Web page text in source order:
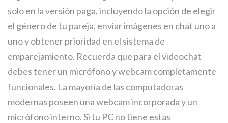
solo en la versión paga, incluyendo la opción de elegir
el género de tu pareja, enviar imágenes en chat uno a
uno y obtener prioridad en el sistema de
emparejamiento. Recuerda que para el videochat
debes tener un micrófono y webcam completamente
funcionales. La mayoría de las computadoras
modernas poseen una webcam incorporada y un
micrófono interno. Si tu PC no tiene estas